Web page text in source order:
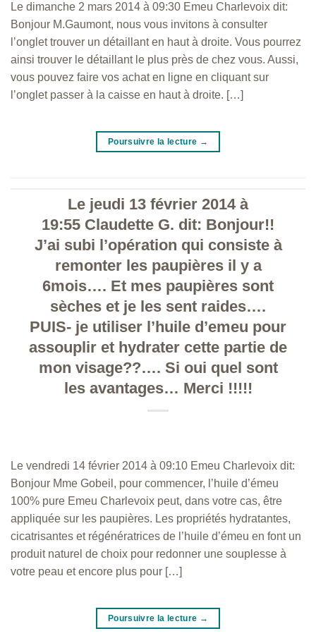
Le dimanche 2 mars 2014 à 09:30 Emeu Charlevoix dit:
Bonjour M.Gaumont, nous vous invitons à consulter
l’onglet trouver un détaillant en haut à droite. Vous pourrez
ainsi trouver le détaillant le plus près de chez vous. Aussi,
vous pouvez faire vos achat en ligne en cliquant sur
l’onglet passer à la caisse en haut à droite. […]
Poursuivre la lecture →
Le jeudi 13 février 2014 à
19:55 Claudette G. dit: Bonjour!!
J’ai subi l’opération qui consiste à
remonter les paupières il y a
6mois…. Et mes paupières sont
sèches et je les sent raides….
PUIS- je utiliser l’huile d’emeu pour
assouplir et hydrater cette partie de
mon visage??…. Si oui quel sont
les avantages… Merci !!!!!
Le vendredi 14 février 2014 à 09:10 Emeu Charlevoix dit:
Bonjour Mme Gobeil, pour commencer, l’huile d’émeu
100% pure Emeu Charlevoix peut, dans votre cas, être
appliquée sur les paupières. Les propriétés hydratantes,
cicatrisantes et régénératrices de l’huile d’émeu en font un
produit naturel de choix pour redonner une souplesse à
votre peau et encore plus pour […]
Poursuivre la lecture →